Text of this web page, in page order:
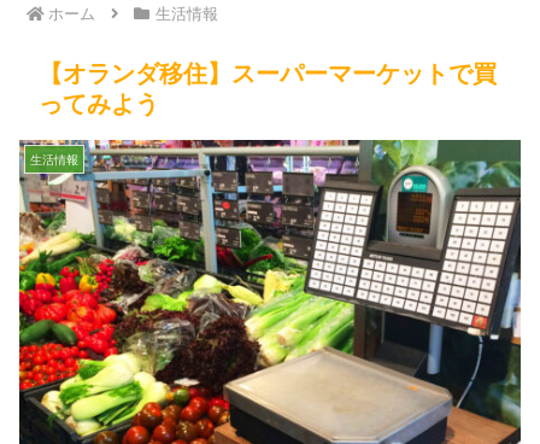
ホーム 生活情報
【オランダ移住】スーパーマーケットで買
ってみよう
生活情報